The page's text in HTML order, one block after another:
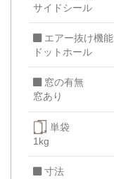
サイドシール
エアー抜け機能
ドットホール
窓の有無
窓あり
単袋
1kg
寸法